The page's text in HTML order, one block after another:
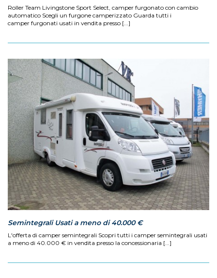
Roller Team Livingstone Sport Select, camper furgonato con cambio
automatico Scegli un furgone camperizzato Guarda tutti i
camper furgonati usati in vendita presso [...]
Semintegrali Usati a meno di 40.000 €
L'offerta di camper semintegrali Scopri tutti i camper semintegrali usati
a meno di 40.000 € in vendita presso la concessionaria [...]